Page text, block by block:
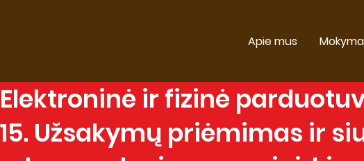
Apie mus
Elektroninė ir fizinė
15. Užsakymų priėmimas ir